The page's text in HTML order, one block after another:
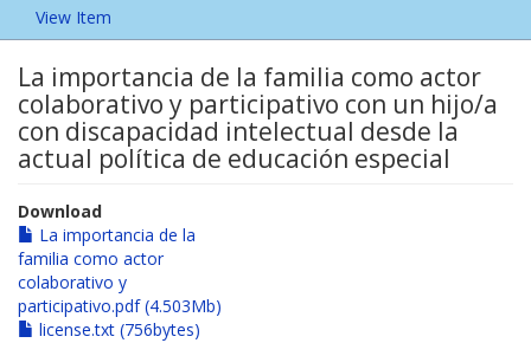
View Item
La importancia de la familia como actor
colaborativo y participativo con un hijo/a
con discapacidad intelectual desde la
actual política de educación especial
Download
La importancia de la
familia como actor
colaborativo y
participativo.pdf (4.503Mb)
license.txt (756bytes)